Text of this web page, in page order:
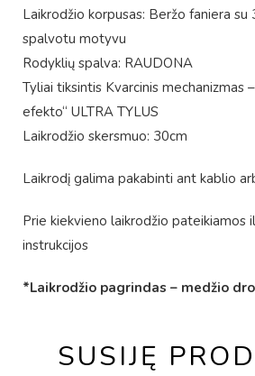
Laikrodžio korpusas: Beržo faniera su
spalvotu motyvu
Rodyklių spalva: RAUDONA
Tyliai tiksintis Kvarcinis mechanizmas
efekto“ ULTRA TYLUS
Laikrodžio skersmuo: 30cm
Laikrodį galima pakabinti ant kablio
Prie kiekvieno laikrodžio pateikiamos
instrukcijos
*Laikrodžio pagrindas – medžio
SUSIJĘ